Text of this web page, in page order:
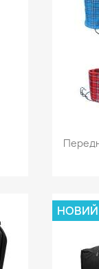

НОВИЙ